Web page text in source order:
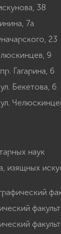
38
7а
23
9
Гагарина, 6
Бекетова, 6
наук
изящных